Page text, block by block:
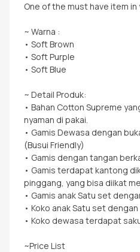
One of the must have item
~ Warna :
• Soft Brown
• Soft Purple
• Soft Blue
~ Detail Produk:
• Bahan Cotton Supreme
nyaman di pakai.
• Gamis Dewasa dengan
(Busui Friendly)
• Gamis dengan tangan
• Gamis terdapat kantong
pinggang, yang bisa diikat
• Gamis anak Satu set
• Koko anak Satu set
• Koko dewasa terdapat
~Price List